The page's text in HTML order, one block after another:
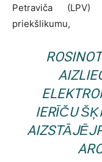
Petraviča (LPV)
priekšlikumu,
IERĪČU